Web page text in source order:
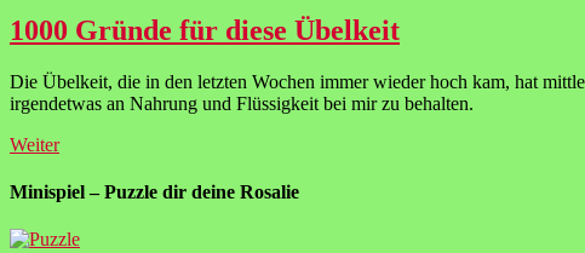
1000 Gründe für diese Übelkeit
Die Übelkeit, die in den letzten Wochen immer wieder hoch kam, hat
irgendetwas an Nahrung und Flüssigkeit bei mir zu behalten.
Weiter
Minispiel – Puzzle dir deine Rosalie